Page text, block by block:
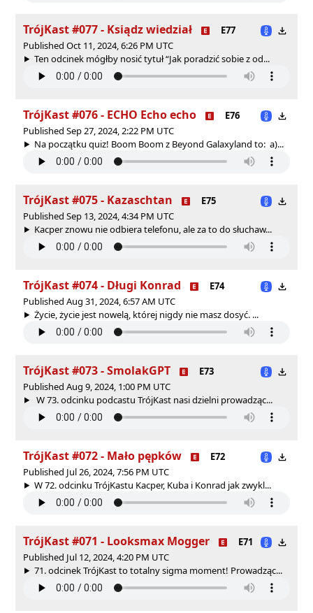
TrójKast #077 - Ksiądz wiedział
E77
Published Oct 11, 2024, 6:26 PM UTC
Ten odcinek mógłby nosić tytuł “Jak poradzić sobie z od...
TrójKast #076 - ECHO Echo echo
E76
Published Sep 27, 2024, 2:22 PM UTC
Na początku quiz! Boom Boom z Beyond Galaxyland to: a)...
TrójKast #075 - Kazaschtan
E75
Published Sep 13, 2024, 4:34 PM UTC
Kacper znowu nie odbiera telefonu, ale za to do słuchaw...
TrójKast #074 - Długi Konrad
E74
Published Aug 31, 2024, 6:57 AM UTC
Życie, życie jest nowelą, której nigdy nie masz dosyć. ...
TrójKast #073 - SmolakGPT
E73
Published Aug 9, 2024, 1:00 PM UTC
W 73. odcinku podcastu TrójKast nasi dzielni prowadząc...
TrójKast #072 - Mało pępków
E72
Published Jul 26, 2024, 7:56 PM UTC
W 72. odcinku TrójKastu Kacper, Kuba i Konrad jak zwykl...
TrójKast #071 - Looksmax Mogger
E71
Published Jul 12, 2024, 4:20 PM UTC
71. odcinek TrójKast to totalny sigma moment! Prowadząc...